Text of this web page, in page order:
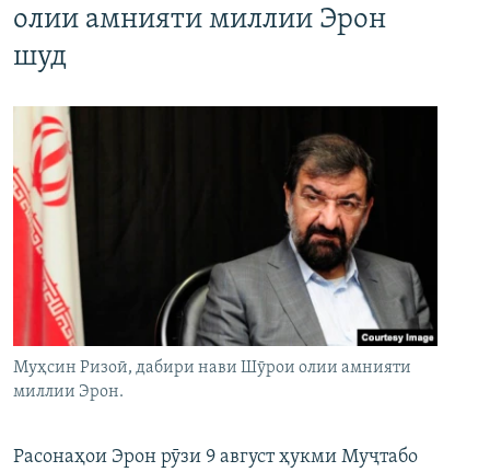
олии амнияти миллии Эрон
шуд
Муҳсин Ризоӣ, дабири нави Шӯрои олии амнияти
миллии Эрон.
Расонаҳои Эрон рӯзи 9 август ҳукми Муҷтабо